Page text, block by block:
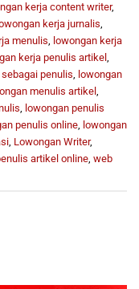
kerja content writer,
kerja jurnalis,
menulis, lowongan kerja
kerja penulis artikel ,
penulis, lowongan
menulis artikel ,
, lowongan penulis
penulis online, lowongan
, Lowongan Writer,
artikel online, web